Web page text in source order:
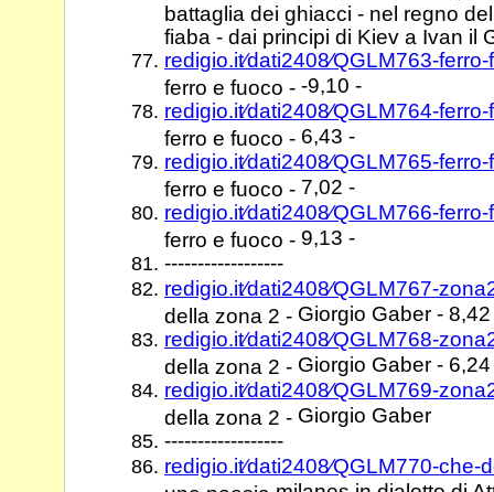
battaglia dei ghiacci - nel regno
fiaba - dai principi di Kiev a Ivan il
redigio.it⁄dati2408⁄QGLM763-
ferro e fuoco - -9,10 -
redigio.it⁄dati2408⁄QGLM764-
ferro e fuoco - 6,43 -
redigio.it⁄dati2408⁄QGLM765-
ferro e fuoco - 7,02 -
redigio.it⁄dati2408⁄QGLM766-
ferro e fuoco - 9,13 -
------------------
redigio.it⁄dati2408⁄QGLM767-
della zona 2 - Giorgio Gaber -
redigio.it⁄dati2408⁄QGLM768-
della zona 2 - Giorgio Gaber -
redigio.it⁄dati2408⁄QGLM769-
della zona 2 - Giorgio Gaber
------------------
redigio.it⁄dati2408⁄QGLM770-che-